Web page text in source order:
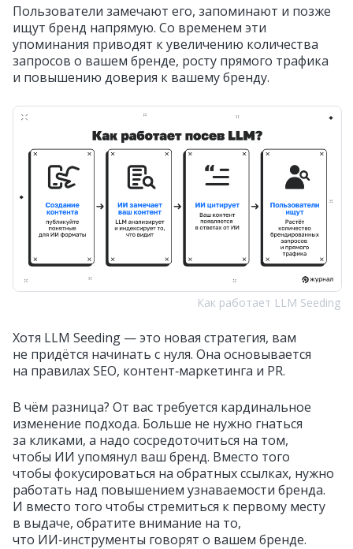
Пользователи замечают его, запоминают и позже
ищут бренд напрямую. Со временем эти
упоминания приводят к увеличению количества
запросов о вашем бренде, росту прямого трафика
и повышению доверия к вашему бренду.
Как работает LLM Seeding
Хотя LLM Seeding — это новая стратегия, вам
не придётся начинать с нуля. Она основывается
на правилах SEO, контент‑маркетинга и PR.
В чём разница? От вас требуется кардинальное
изменение подхода. Больше не нужно гнаться
за кликами, а надо сосредоточиться на том,
чтобы ИИ упомянул ваш бренд. Вместо того
чтобы фокусироваться на обратных ссылках, нужно
работать над повышением узнаваемости бренда.
И вместо того чтобы стремиться к первому месту
в выдаче, обратите внимание на то,
что ИИ‑инструменты говорят о вашем бренде.